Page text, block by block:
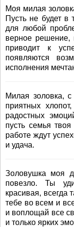
Моя милая
Пусть не будет в
для любой
верное решение,
приводит к
появляются
исполнения
Милая золовка,
приятных
радостных
пусть семья
работе ждут
и удача.
Золовушка моя
повезло. Ты
красивая, всегда
тебе во всем и
и воплощай все
и только ярких